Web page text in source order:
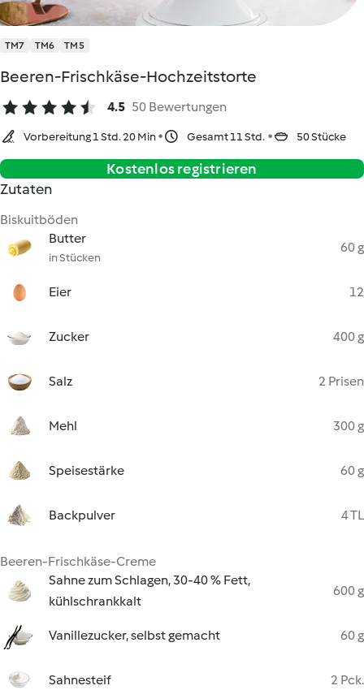
TM7 TM6 TM5
Beeren-Frischkäse-Hochzeitstorte
4.5 50 Bewertungen
Vorbereitung 1 Std. 20 Min Gesamt 11 Std. 50 Stücke
Kostenlos registrieren
Zutaten
Biskuitböden
Butter
in Stücken
60 g
Eier 12
Zucker 400 g
Salz 2 Prisen
Mehl 300 g
Speisestärke 60 g
Backpulver 4 TL
Beeren-Frischkäse-Creme
Sahne zum Schlagen, 30-40 % Fett,
kühlschrankkalt
600 g
Vanillezucker, selbst gemacht 60 g
Sahnesteif 2 Pck.